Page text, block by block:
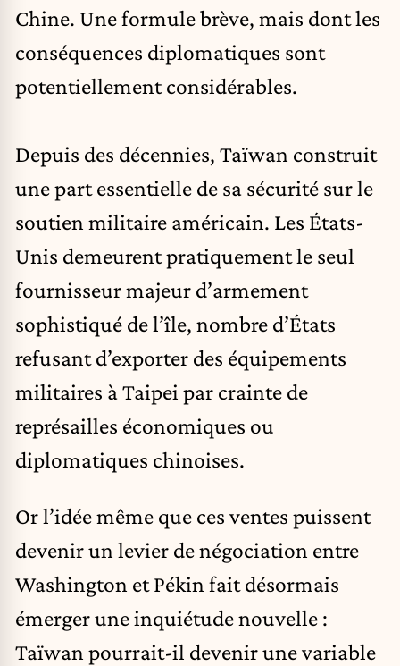
Chine. Une formule brève, mais dont les
conséquences diplomatiques sont
potentiellement considérables.
Depuis des décennies, Taïwan construit
une part essentielle de sa sécurité sur le
soutien militaire américain. Les États-
Unis demeurent pratiquement le seul
fournisseur majeur d’armement
sophistiqué de l’île, nombre d’États
refusant d’exporter des équipements
militaires à Taipei par crainte de
représailles économiques ou
diplomatiques chinoises.
Or l’idée même que ces ventes puissent
devenir un levier de négociation entre
Washington et Pékin fait désormais
émerger une inquiétude nouvelle :
Taïwan pourrait-il devenir une variable